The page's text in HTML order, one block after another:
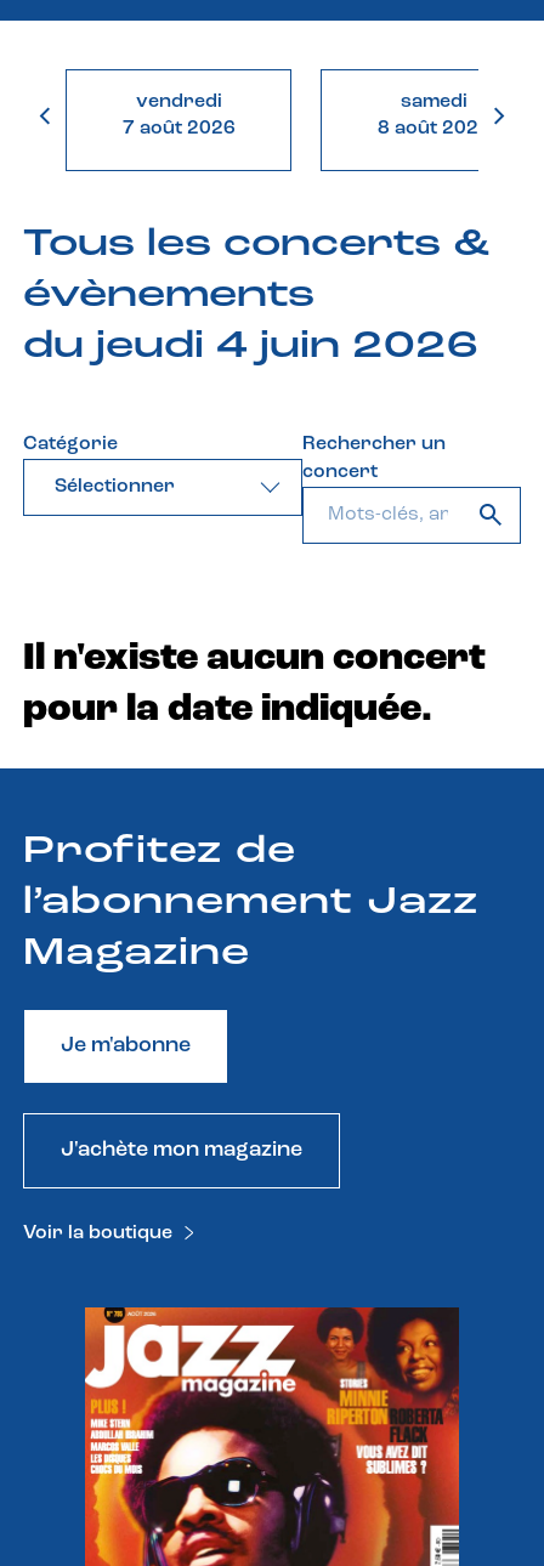
vendredi
7 août 2026
samedi
8 août 2026
Tous les concerts &
évènements
du jeudi 4 juin 2026
Catégorie
Sélectionner
Rechercher un
concert
Il n'existe aucun concert
pour la date indiquée.
Profitez de
l’abonnement Jazz
Magazine
Je m'abonne
J'achète mon magazine
Voir la boutique